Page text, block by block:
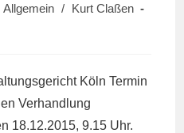
Allgemein /
Kurt Claßen
Köln Termin
Verhandlung
18.12.2015, 9.15 Uhr.